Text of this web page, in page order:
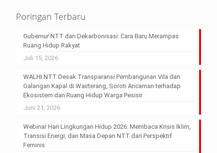
Poringan Terbaru
Gubernur NTT dan Dekarbonisasi: Cara Baru Merampas
Ruang Hidup Rakyat
Juli 15, 2026
WALHI NTT Desak Transparansi Pembangunan Vila dan
Galangan Kapal di Wairterang, Soroti Ancaman terhadap
Ekosistem dan Ruang Hidup Warga Pesisir
Juni 21, 2026
Webinar Hari Lingkungan Hidup 2026: Membaca Krisis Iklim,
Transisi Energi, dan Masa Depan NTT dari Perspektif
Feminis